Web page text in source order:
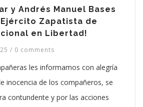
y Andrés Manuel Bases
Zapatista de
en Libertad!
/ 0 comments
les informamos con alegría
inocencia de los compañeros, se
contundente y por las acciones